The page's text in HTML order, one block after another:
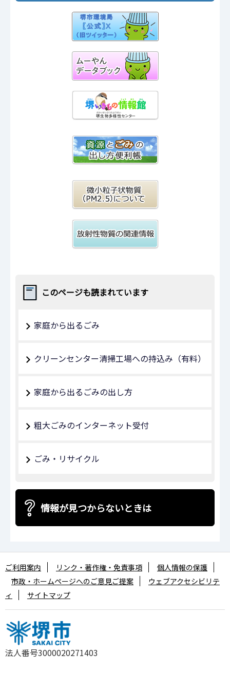
このページも読まれています
家庭から出るごみ
クリーンセンター清掃工場への持込み（有料）
家庭から出るごみの出し方
粗大ごみのインターネット受付
ごみ・リサイクル
情報が見つからないときは
法人番号3000020271403
ご利用案内 リンク・著作権・免責事項
個人情報の保護
市政・ホームページへのご意見ご提案
ウェブアクセシビリテ
ィ
サイトマップ